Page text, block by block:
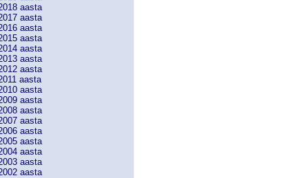
aasta
aasta
aasta
aasta
aasta
aasta
aasta
aasta
aasta
aasta
aasta
aasta
aasta
aasta
aasta
aasta
aasta